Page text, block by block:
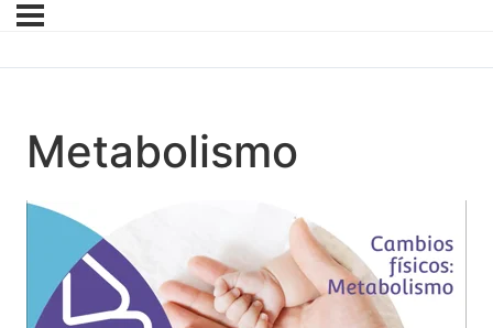
Metabolismo